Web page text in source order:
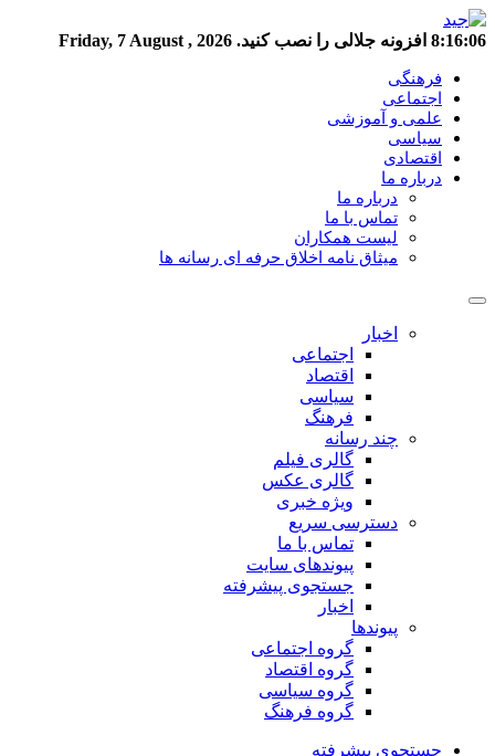
8:16:06 افزونه جلالی را نصب کنید. Friday, 7 August , 2026
فرهنگی
اجتماعی
علمی و آموزشی
سیاسی
اقتصادی
درباره ما
درباره ما
تماس با ما
لیست همکاران
میثاق نامه اخلاق حرفه ای رسانه ها
اخبار
اجتماعی
اقتصاد
سیاسی
فرهنگ
چند رسانه
گالری فیلم
گالری عکس
ویژه خبری
دسترسی سریع
تماس با ما
پیوندهای سایت
جستجوی پیشرفته
اخبار
پیوندها
گروه اجتماعی
گروه اقتصاد
گروه سیاسی
گروه فرهنگ
جستجوی پیشرفته